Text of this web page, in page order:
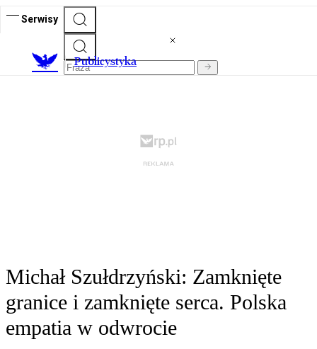
Serwisy
Publicystyka
Michał Szułdrzyński: Zamknięte
granice i zamknięte serca. Polska
empatia w odwrocie